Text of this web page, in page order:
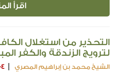
اقرأ
التحذير من استغلال
لترويج الزندقة والكفر
الشيخ محمد بن إبراهيم المصري